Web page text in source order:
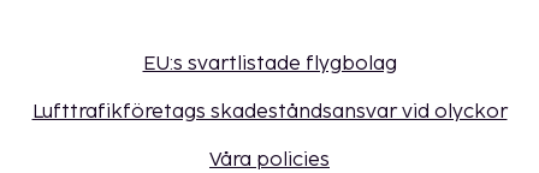
EU:s svartlistade flygbolag
Lufttrafikföretags skadeståndsansvar vid olyckor
Våra policies